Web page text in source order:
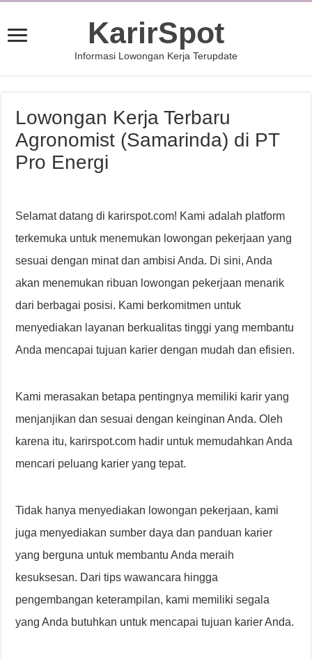
KarirSpot
Informasi Lowongan Kerja Terupdate
Lowongan Kerja Terbaru
Agronomist (Samarinda) di PT
Pro Energi
Selamat datang di karirspot.com! Kami adalah platform
terkemuka untuk menemukan lowongan pekerjaan yang
sesuai dengan minat dan ambisi Anda. Di sini, Anda
akan menemukan ribuan lowongan pekerjaan menarik
dari berbagai posisi. Kami berkomitmen untuk
menyediakan layanan berkualitas tinggi yang membantu
Anda mencapai tujuan karier dengan mudah dan efisien.
Kami merasakan betapa pentingnya memiliki karir yang
menjanjikan dan sesuai dengan keinginan Anda. Oleh
karena itu, karirspot.com hadir untuk memudahkan Anda
mencari peluang karier yang tepat.
Tidak hanya menyediakan lowongan pekerjaan, kami
juga menyediakan sumber daya dan panduan karier
yang berguna untuk membantu Anda meraih
kesuksesan. Dari tips wawancara hingga
pengembangan keterampilan, kami memiliki segala
yang Anda butuhkan untuk mencapai tujuan karier Anda.